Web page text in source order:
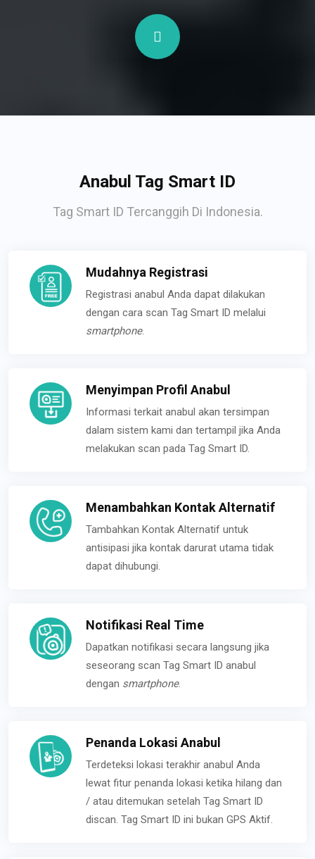
Anabul Tag Smart ID
Tag Smart ID Tercanggih Di Indonesia.
Mudahnya Registrasi
Registrasi anabul Anda dapat dilakukan
dengan cara scan Tag Smart ID melalui
smartphone.
Menyimpan Profil Anabul
Informasi terkait anabul akan tersimpan
dalam sistem kami dan tertampil jika Anda
melakukan scan pada Tag Smart ID.
Menambahkan Kontak Alternatif
Tambahkan Kontak Alternatif untuk
antisipasi jika kontak darurat utama tidak
dapat dihubungi.
Notifikasi Real Time
Dapatkan notifikasi secara langsung jika
seseorang scan Tag Smart ID anabul
dengan smartphone.
Penanda Lokasi Anabul
Terdeteksi lokasi terakhir anabul Anda
lewat fitur penanda lokasi ketika hilang dan
/ atau ditemukan setelah Tag Smart ID
discan. Tag Smart ID ini bukan GPS Aktif.